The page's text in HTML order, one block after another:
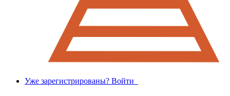
Уже зарегистрированы? Войти